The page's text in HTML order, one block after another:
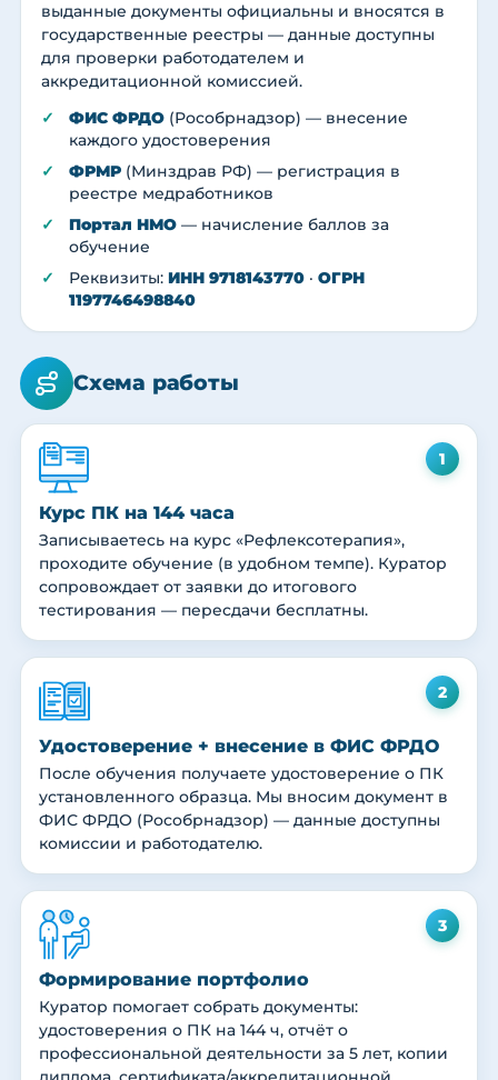
выданные документы официальны и вносятся в
государственные реестры — данные доступны
для проверки работодателем и
аккредитационной комиссией.
ФИС ФРДО (Рособрнадзор) — внесение
каждого удостоверения
ФРМР (Минздрав РФ) — регистрация в
реестре медработников
Портал НМО — начисление баллов за
обучение
Реквизиты: ИНН 9718143770 · ОГРН
1197746498840
Схема работы
1
Курс ПК на 144 часа
Записываетесь на курс «Рефлексотерапия»,
проходите обучение (в удобном темпе). Куратор
сопровождает от заявки до итогового
тестирования — пересдачи бесплатны.
2
Удостоверение + внесение в ФИС ФРДО
После обучения получаете удостоверение о ПК
установленного образца. Мы вносим документ в
ФИС ФРДО (Рособрнадзор) — данные доступны
комиссии и работодателю.
3
Формирование портфолио
Куратор помогает собрать документы:
удостоверения о ПК на 144 ч, отчёт о
профессиональной деятельности за 5 лет, копии